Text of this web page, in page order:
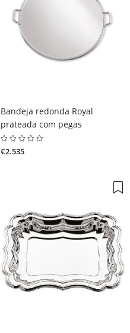
Bandeja redonda Royal
prateada com pegas
€2.535